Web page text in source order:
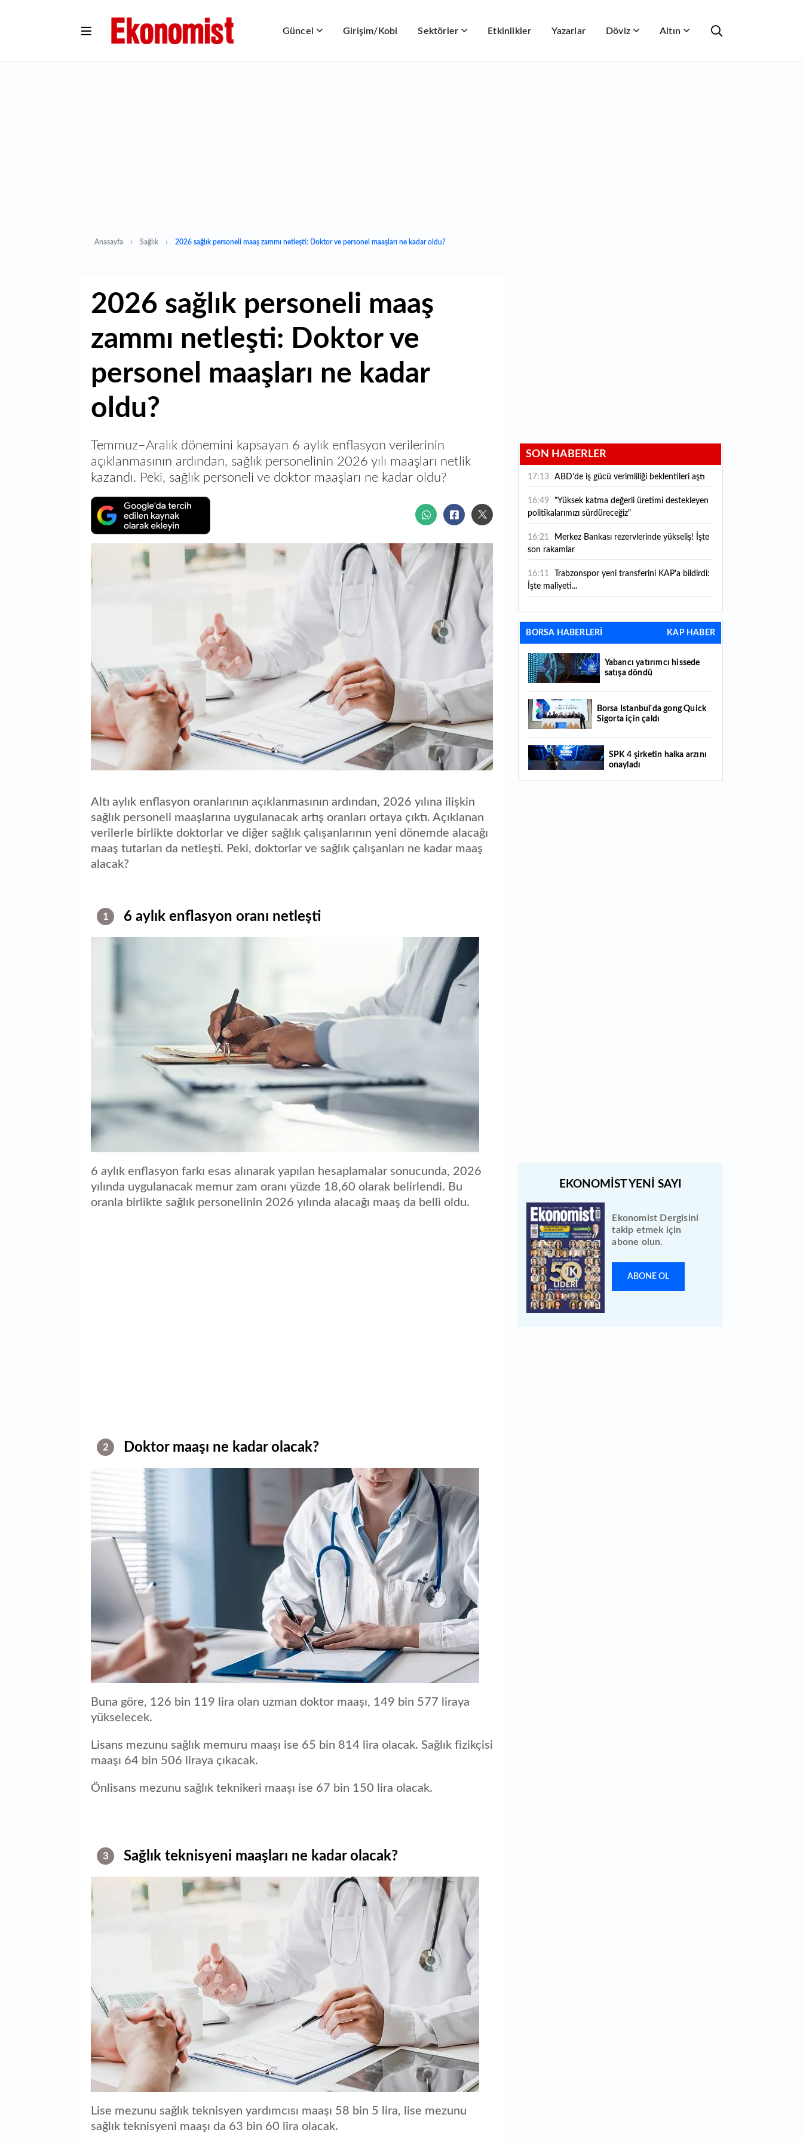
Güncel Girişim/Kobi Sektörler Etkinlikler Yazarlar Döviz Altın
Anasayfa Sağlık 2026 sağlık personeli maaş zammı netleşti: Doktor ve personel maaşları ne kadar oldu?
2026 sağlık personeli maaş
zammı netleşti: Doktor ve
personel maaşları ne kadar
oldu?
Temmuz–Aralık dönemini kapsayan 6 aylık enflasyon verilerinin
açıklanmasının ardından, sağlık personelinin 2026 yılı maaşları netlik
kazandı. Peki, sağlık personeli ve doktor maaşları ne kadar oldu?
Altı aylık enflasyon oranlarının açıklanmasının ardından, 2026 yılına ilişkin
sağlık personeli maaşlarına uygulanacak artış oranları ortaya çıktı. Açıklanan
verilerle birlikte doktorlar ve diğer sağlık çalışanlarının yeni dönemde alacağı
maaş tutarları da netleşti. Peki, doktorlar ve sağlık çalışanları ne kadar maaş
alacak?
1 6 aylık enflasyon oranı netleşti
6 aylık enflasyon farkı esas alınarak yapılan hesaplamalar sonucunda, 2026
yılında uygulanacak memur zam oranı yüzde 18,60 olarak belirlendi. Bu
oranla birlikte sağlık personelinin 2026 yılında alacağı maaş da belli oldu.
2 Doktor maaşı ne kadar olacak?
Buna göre, 126 bin 119 lira olan uzman doktor maaşı, 149 bin 577 liraya
yükselecek.
Lisans mezunu sağlık memuru maaşı ise 65 bin 814 lira olacak. Sağlık fizikçisi
maaşı 64 bin 506 liraya çıkacak.
Önlisans mezunu sağlık teknikeri maaşı ise 67 bin 150 lira olacak.
3 Sağlık teknisyeni maaşları ne kadar olacak?
Lise mezunu sağlık teknisyen yardımcısı maaşı 58 bin 5 lira, lise mezunu
sağlık teknisyeni maaşı da 63 bin 60 lira olacak.
SON HABERLER
17:13 ABD'de iş gücü verimliliği beklentileri aştı
16:49
"Yüksek katma değerli üretimi destekleyen
politikalarımızı sürdüreceğiz"
16:21
son rakamlar
16:11
İşte maliyeti...
16:09 TMO 2026-2027 fındık alım fiyatlarını
açıkladı!
geriledi
15:07 Yabancı yatırımcı hissede satışa döndü
14:39
liraya geriledi
14:29 Türkiye'de her 4 kişiden 3'ü internet
bankacılığı kullanıyor
14:26 Türkiye'nin 2026 dijital karnesi: En çok
BORSA HABERLERİ KAP HABER
Yabancı yatırımcı hissede
satışa döndü
Borsa İstanbul'da gong Quick
Sigorta için çaldı
SPK 4 şirketin halka arzını
onayladı
Ekonomist Dergisini
takip etmek için
abone olun.
ABONE OL